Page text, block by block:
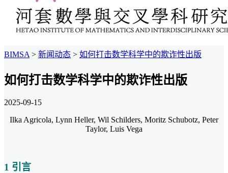
BIMSA > 新闻动态 > 如何打击数学科学中的欺诈性出版
如何打击数学科学中的欺诈性出版
2025-09-15
Ilka Agricola, Lynn Heller, Wil Schilders, Moritz Schubotz, Peter
Taylor, Luis Vega
1 引言